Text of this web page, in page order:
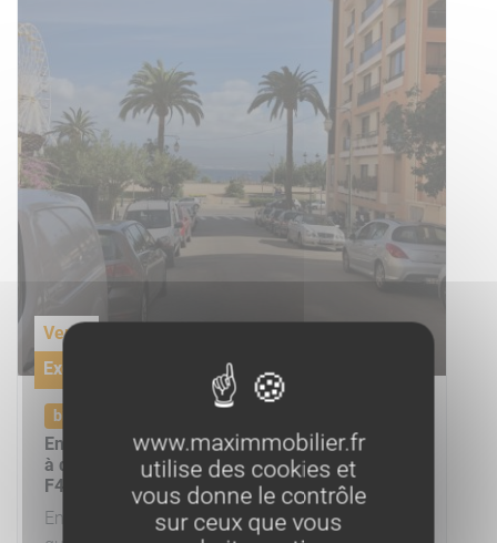
Vente
Exclusivité
bien vendu
En Corse, Ajaccio, dans le quartier du Casone
à quelque minutes du centre-ville, vente d'un
F4.
En Corse, Ajaccio, dans le quartier du Casone à
www.maximmobilier.fr
utilise des cookies et
vous donne le contrôle
sur ceux que vous